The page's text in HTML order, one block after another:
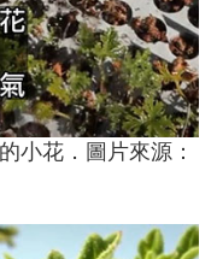
小花．圖片來源：